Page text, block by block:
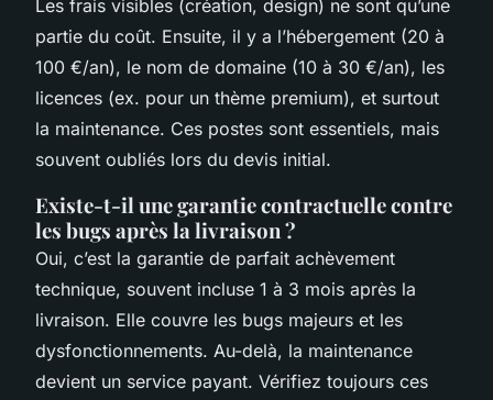
Les frais visibles (création, design) ne sont qu’une
partie du coût. Ensuite, il y a l’hébergement (20 à
100 €/an), le nom de domaine (10 à 30 €/an), les
licences (ex. pour un thème premium), et surtout
la maintenance. Ces postes sont essentiels, mais
souvent oubliés lors du devis initial.
Existe-t-il une garantie contractuelle contre
les bugs après la livraison ?
Oui, c’est la garantie de parfait achèvement
technique, souvent incluse 1 à 3 mois après la
livraison. Elle couvre les bugs majeurs et les
dysfonctionnements. Au-delà, la maintenance
devient un service payant. Vérifiez toujours ces